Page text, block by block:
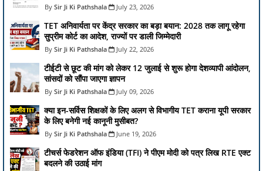
Sir Ji Ki Pathshala July 23, 2026
TET अनिवार्यता पर केंद्र सरकार का बड़ा बयान: 2028 तक लागू रहेगा
सुप्रीम कोर्ट का आदेश, राज्यों पर डाली जिम्मेदारी
Sir Ji Ki Pathshala July 22, 2026
टीईटी से छूट की मांग को लेकर 12 जुलाई से शुरू होगा देशव्यापी आंदोलन,
सांसदों को सौंपा जाएगा ज्ञापन
Sir Ji Ki Pathshala July 09, 2026
क्या इन-सर्विस शिक्षकों के लिए अलग से विभागीय TET कराना यूपी सरकार
के लिए बनेगी नई कानूनी मुसीबत?
Sir Ji Ki Pathshala June 19, 2026
टीचर्स फेडरेशन ऑफ इंडिया (TFI) ने पीएम मोदी को पत्र लिख RTE एक्ट
बदलने की उठाई मांग